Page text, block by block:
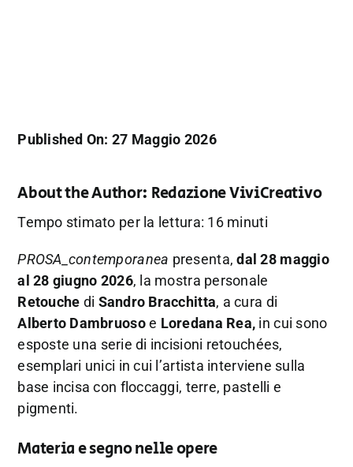
Published On: 27 Maggio 2026
About the Author: Redazione ViviCreativo
Tempo stimato per la lettura: 16 minuti
PROSA_contemporanea presenta,dal 28 maggio
al 28 giugno 2026, la mostra personale
Retouche di Sandro Bracchitta, a cura di
Alberto Dambruosoe Loredana Rea, in cui sono
esposte una serie di incisioni retouchées,
esemplari unici in cui l’artista interviene sulla
base incisa con floccaggi, terre, pastelli e
pigmenti.
Materia e segno nelle opere